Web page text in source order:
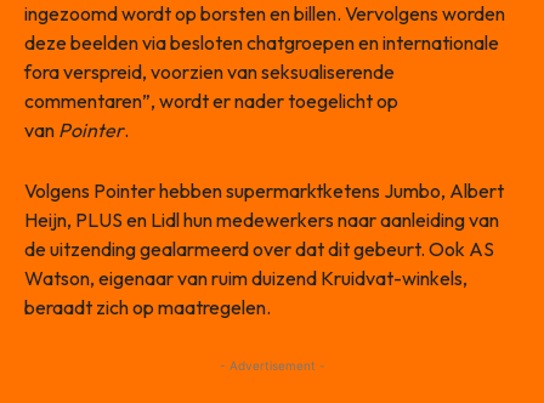
ingezoomd wordt op borsten en billen. Vervolgens worden
deze beelden via besloten chatgroepen en internationale
fora verspreid, voorzien van seksualiserende
commentaren”, wordt er nader toegelicht op
van Pointer.
Volgens Pointer hebben supermarktketens Jumbo, Albert
Heijn, PLUS en Lidl hun medewerkers naar aanleiding van
de uitzending gealarmeerd over dat dit gebeurt. Ook AS
Watson, eigenaar van ruim duizend Kruidvat-winkels,
beraadt zich op maatregelen.
- Advertisement -